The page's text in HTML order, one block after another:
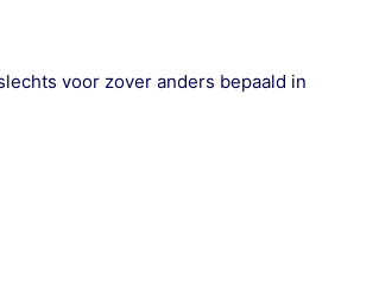
voor zover anders bepaald in